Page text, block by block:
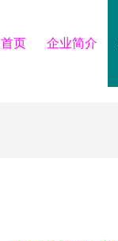
首页 企业简介